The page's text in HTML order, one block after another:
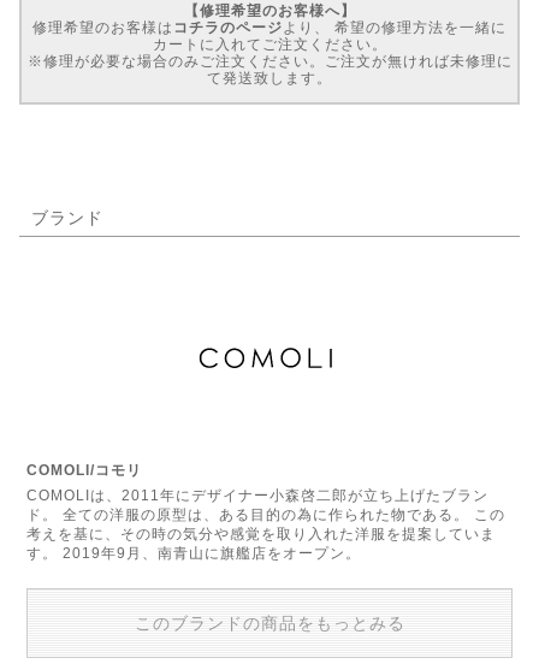
【修理希望のお客様へ】
修理希望のお客様は コチラのページ より、 希望の修理方法を一緒に
カートに入れてご注文ください。
※修理が必要な場合のみご注文ください。ご注文が無ければ未修理に
て発送致します。
ブランド
COMOLI/コモリ
COMOLIは、2011年にデザイナー小森啓二郎が立ち上げたブラン
ド。 全ての洋服の原型は、ある目的の為に作られた物である。 この
考えを基に、その時の気分や感覚を取り入れた洋服を提案していま
す。 2019年9月、南青山に旗艦店をオープン。
このブランドの商品をもっとみる